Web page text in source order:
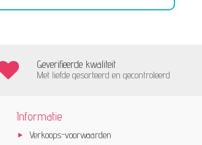
Geverifieerde kwaliteit
Met liefde gesorteerd en gecontroleerd
Informatie
Verkoops-voorwaarden